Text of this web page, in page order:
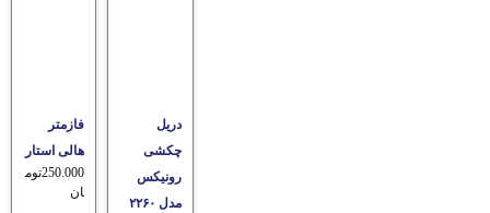
دریل
چکشی
رونیکس
مدل ۲۲۶۰
فازمتر
هالی استار
250.000توم
ان